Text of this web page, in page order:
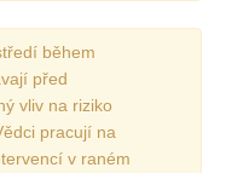
během
před
vliv na riziko
pracují na
v raném